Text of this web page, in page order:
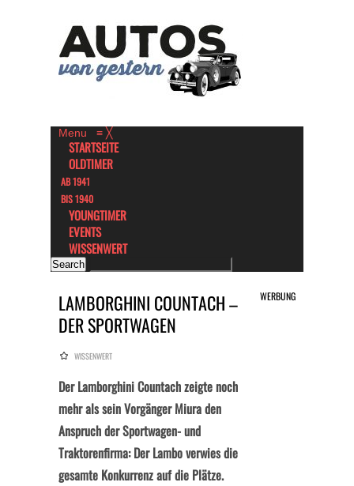
Menu ≡ ╳
STARTSEITE
OLDTIMER
AB 1941
BIS 1940
YOUNGTIMER
EVENTS
WISSENWERT
LAMBORGHINI COUNTACH –
DER SPORTWAGEN
WERBUNG
WISSENWERT
Der Lamborghini Countach zeigte noch
mehr als sein Vorgänger Miura den
Anspruch der Sportwagen- und
Traktorenfirma: Der Lambo verwies die
gesamte Konkurrenz auf die Plätze.